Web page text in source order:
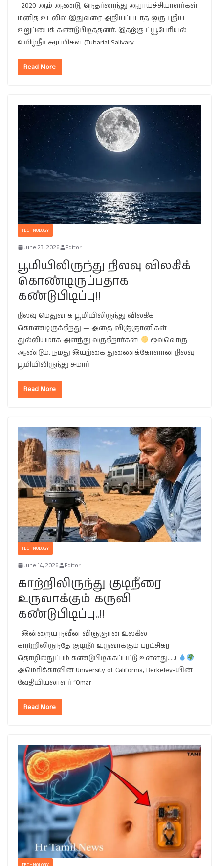
2020 ஆம் ஆண்டு, நெதர்லாந்து ஆராய்ச்சியாளர்கள்
மனித உடலில் இதுவரை அறியப்படாத ஒரு புதிய
உறுப்பைக் கண்டுபிடித்தனர். இதற்கு ட்யூபேரியல்
உமிழ்நீர் சுரப்பிகள் (Tubarial Salivary
Read More
TECHNOLOGY
June 23, 2026 Editor
பூமியிலிருந்து நிலவு விலகிக்
கொண்டிருப்பதாக
கண்டுபிடிப்பு!!
நிலவு மெதுவாக பூமியிலிருந்து விலகிக்
கொண்டிருக்கிறது — அதை விஞ்ஞானிகள்
துல்லியமாக அளந்து வருகிறார்கள்!
ஒவ்வொரு
ஆண்டும், நமது இயற்கை துணைக்கோளான நிலவு
பூமியிலிருந்து சுமார்
Read More
TECHNOLOGY
June 14, 2026 Editor
காற்றிலிருந்து குடிநீரை
உருவாக்கும் கருவி
கண்டுபிடிப்பு..!!
இன்றைய நவீன விஞ்ஞான உலகில்
காற்றிலிருந்தே குடிநீர் உருவாக்கும் புரட்சிகர
தொழில்நுட்பம் கண்டுபிடிக்கப்பட்டு உள்ளது…..!
அமெரிக்காவின் University of California, Berkeley-யின்
வேதியியலாளர் “Omar
Read More
TECHNOLOGY